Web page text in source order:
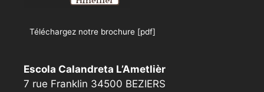
Téléchargez notre brochure [pdf]
Escola Calandreta L’Ametlièr
7 rue Franklin 34500 BEZIERS